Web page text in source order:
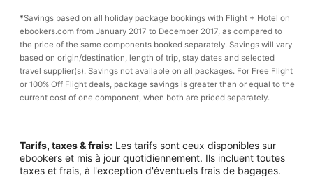
*Savings based on all holiday package bookings with Flight + Hotel on
ebookers.com from January 2017 to December 2017, as compared to
the price of the same components booked separately. Savings will vary
based on origin/destination, length of trip, stay dates and selected
travel supplier(s). Savings not available on all packages. For Free Flight
or 100% Off Flight deals, package savings is greater than or equal to the
current cost of one component, when both are priced separately.
Tarifs, taxes & frais: Les tarifs sont ceux disponibles sur
ebookers et mis à jour quotidiennement. Ils incluent toutes
taxes et frais, à l'exception d'éventuels frais de bagages.